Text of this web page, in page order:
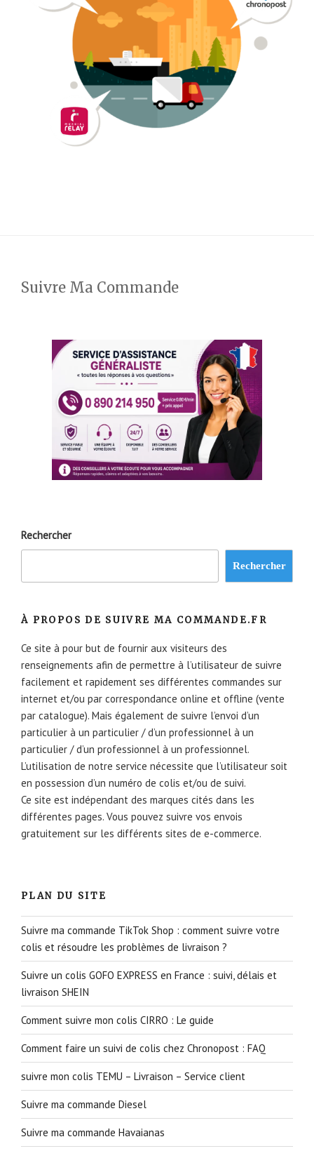
Suivre Ma Commande
Rechercher
Rechercher
À PROPOS DE SUIVRE MA COMMANDE.FR
Ce site à pour but de fournir aux visiteurs des
renseignements afin de permettre à l’utilisateur de suivre
facilement et rapidement ses différentes commandes sur
internet et/ou par correspondance online et offline (vente
par catalogue). Mais également de suivre l’envoi d’un
particulier à un particulier / d’un professionnel à un
particulier / d’un professionnel à un professionnel.
L’utilisation de notre service nécessite que l’utilisateur soit
en possession d’un numéro de colis et/ou de suivi.
Ce site est indépendant des marques cités dans les
différentes pages. Vous pouvez suivre vos envois
gratuitement sur les différents sites de e-commerce.
PLAN DU SITE
Suivre ma commande TikTok Shop : comment suivre votre
colis et résoudre les problèmes de livraison ?
Suivre un colis GOFO EXPRESS en France : suivi, délais et
livraison SHEIN
Comment suivre mon colis CIRRO : Le guide
Comment faire un suivi de colis chez Chronopost : FAQ
suivre mon colis TEMU – Livraison – Service client
Suivre ma commande Diesel
Suivre ma commande Havaianas